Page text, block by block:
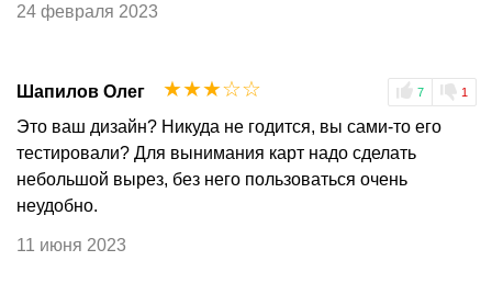
24 февраля 2023
Шапилов Олег 7 1
☆
☆
☆
☆
☆
Это ваш дизайн? Никуда не годится, вы сами-то его
тестировали? Для вынимания карт надо сделать
небольшой вырез, без него пользоваться очень
неудобно.
11 июня 2023